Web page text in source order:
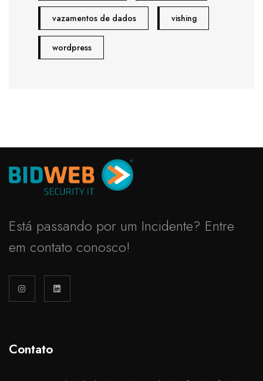
vazamentos de dados vishing
wordpress
Está passando por um Incidente? Entre
em contato conosco!
Contato